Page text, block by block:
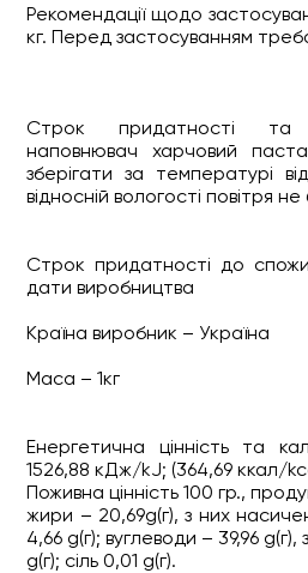
Рекомендації щодо
кг. Перед застосуванням
Строк придатності та
наповнювач харчовий
зберігати за
відносній вологості повітря
Строк придатності до
дати виробництва
Країна виробник – Україна
Маса – 1кг
Енергетична цінність та
1526,88 кДж/kJ; (364,69 ккал/
Поживна цінність 100 гр.,
жири – 20,69g(г), з них
4,66 g(г); вуглеводи – 39,96 g(г),
g(г); сіль 0,01 g(г).